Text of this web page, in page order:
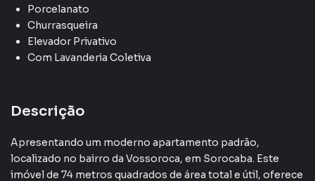
Porcelanato
Churrasqueira
Elevador Privativo
Com Lavanderia Coletiva
Descrição
Apresentando um moderno apartamento padrão,
localizado no bairro da Vossoroca, em Sorocaba. Este
imóvel de 74 metros quadrados de área total e útil, oferece